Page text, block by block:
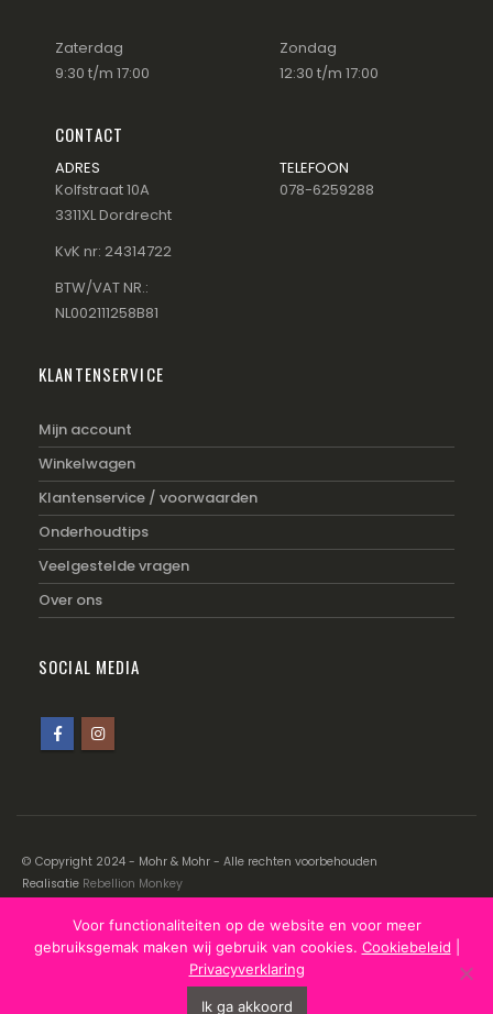
Zaterdag
9:30 t/m 17:00
Zondag
12:30 t/m 17:00
CONTACT
ADRES
Kolfstraat 10A
3311XL Dordrecht
KvK nr: 24314722
BTW/VAT NR.:
NL002111258B81
TELEFOON
078-6259288
KLANTENSERVICE
Mijn account
Winkelwagen
Klantenservice / voorwaarden
Onderhoudtips
Veelgestelde vragen
Over ons
SOCIAL MEDIA
© Copyright 2024 - Mohr & Mohr - Alle rechten voorbehouden
Realisatie Rebellion Monkey
Disclaimer|Cookiebeleid|Privacyverklaring
Voor functionaliteiten op de website en voor meer
gebruiksgemak maken wij gebruik van cookies. Cookiebeleid
Privacyverklaring
Ik ga akkoord